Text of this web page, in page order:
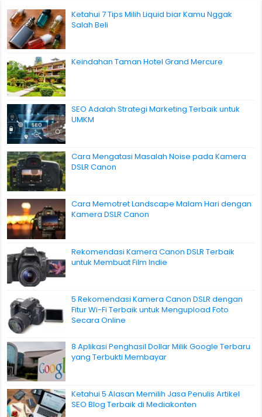
Ketahui 7 Tips Milih Liquid biar Kamu Nggak
Salah Beli
Keindahan Taman Hotel Grand Mercure
SEO Adalah Strategi Marketing Terbaik untuk
UMKM
Cara Mengatasi Masalah Noise pada Kamera
DSLR Canon
Cara Memotret Landscape Malam Hari dengan
Kamera DSLR Canon
Rekomendasi Kamera Canon DSLR Terbaik
untuk Membuat Film Indie
5 Rekomendasi Kamera Canon DSLR dengan
Fitur Wi-Fi Terbaik untuk Mengupload Foto
Secara Online
8 Aplikasi Penghasil Dollar Milik Google Terbaru
yang Terbukti Membayar
Ketahui 5 Alasan Memilih Jasa Penulis Artikel
SEO Blog Terbaik di Mediakonten